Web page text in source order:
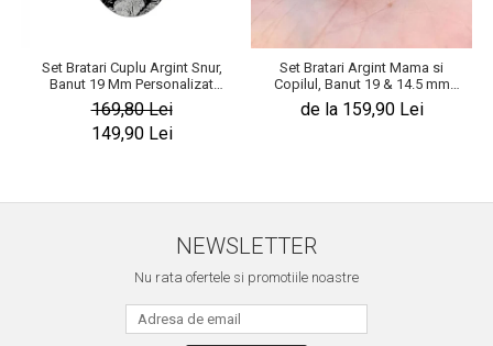
Set Bratari Cuplu Argint Snur,
Banut 19 Mm Personalizat
Gravura cu Fotografie Argint 925
169,80 Lei
149,90 Lei
Set Bratari Argint Mama si
Copilul, Banut 19 & 14.5 mm
Personalizat Gravura Foto
de la 159,90 Lei
NEWSLETTER
Nu rata ofertele si promotiile noastre